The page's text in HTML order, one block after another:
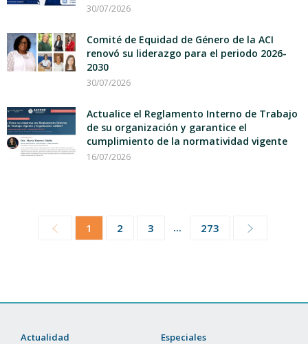
30/07/2026
Comité de Equidad de Género de la ACI
renovó su liderazgo para el periodo 2026-
2030
30/07/2026
Actualice el Reglamento Interno de Trabajo
de su organización y garantice el
cumplimiento de la normatividad vigente
16/07/2026
1 2 3 ... 273
Actualidad Especiales